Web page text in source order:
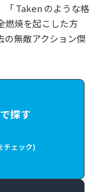
「 Taken のような格
燃焼を起こした方
の無敵アクション傑
探す
チェック)